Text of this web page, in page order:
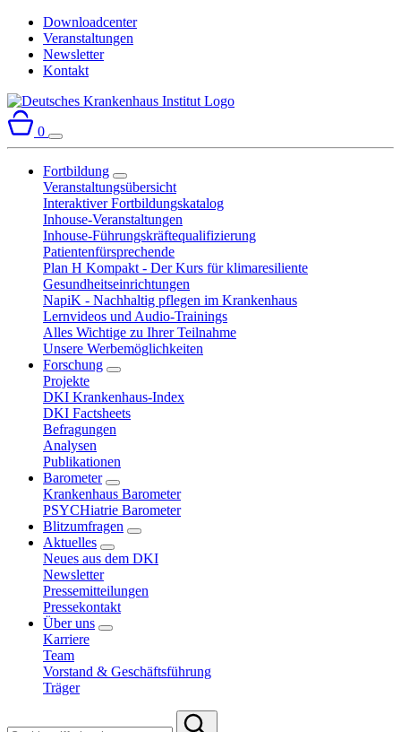
Downloadcenter
Veranstaltungen
Newsletter
Kontakt
0
Fortbildung
Veranstaltungsübersicht
Interaktiver Fortbildungskatalog
Inhouse-Veranstaltungen
Inhouse-Führungskräftequalifizierung
Patientenfürsprechende
Plan H Kompakt - Der Kurs für klimaresiliente
Gesundheitseinrichtungen
NapiK - Nachhaltig pflegen im Krankenhaus
Lernvideos und Audio-Trainings
Alles Wichtige zu Ihrer Teilnahme
Unsere Werbemöglichkeiten
Forschung
Projekte
DKI Krankenhaus-Index
DKI Factsheets
Befragungen
Analysen
Publikationen
Barometer
Krankenhaus Barometer
PSYCHiatrie Barometer
Blitzumfragen
Aktuelles
Neues aus dem DKI
Newsletter
Pressemitteilungen
Pressekontakt
Über uns
Karriere
Team
Vorstand & Geschäftsführung
Träger